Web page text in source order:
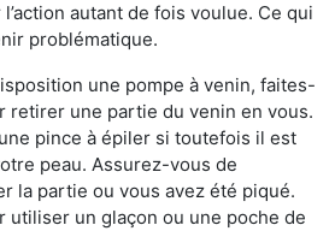
autant de fois voulue. Ce qui
problématique.
une pompe à venin, faites-
retirer une partie du venin en vous.
pince à épiler si toutefois il est
peau. Assurez-vous de
la partie ou vous avez été piqué.
utiliser un glaçon ou une poche de